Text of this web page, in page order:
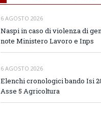
6 AGOSTO 2026
Naspi in caso di violenza di
note Ministero Lavoro e Inps
6 AGOSTO 2026
Elenchi cronologici bando Isi
Asse 5 Agricoltura